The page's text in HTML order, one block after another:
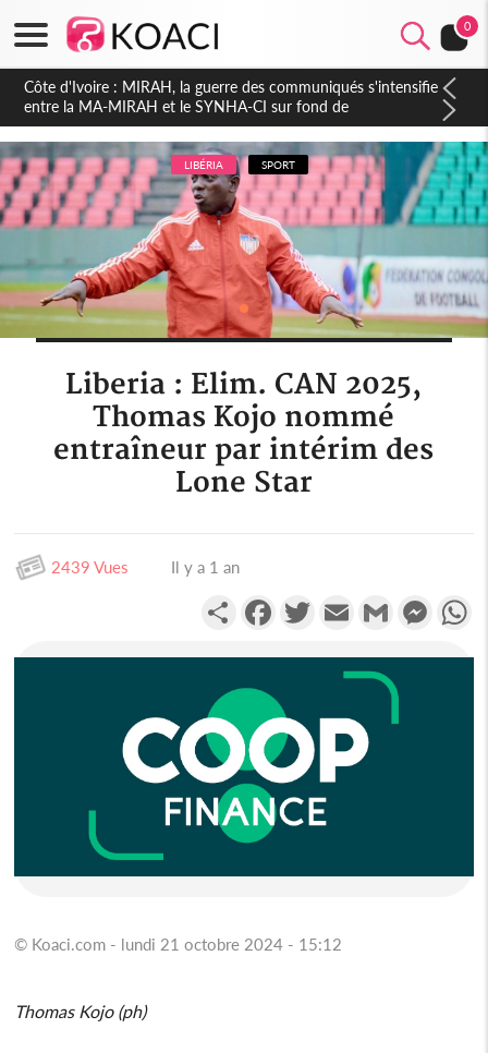
0
Côte d'Ivoire : Indépendance 2026, Thiam plaide pour un
environnement démocratique plus apaisé
LIBÉRIA SPORT
Liberia : Elim. CAN 2025,
Thomas Kojo nommé
entraîneur par intérim des
Lone Star
2439 Vues Il y a 1 an
PartagerFacebookTwitterEmail Gmail
© Koaci.com - lundi 21 octobre 2024 - 15:12
Thomas Kojo (ph)